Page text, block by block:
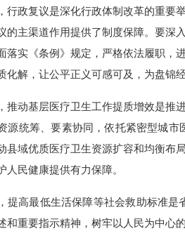
行政复议是深化行政体制改革的重要
的主渠道作用提供了制度保障。要深
落实《条例》规定，严格依法履职，
化解，让公平正义可感可及，为盘锦
推动基层医疗卫生工作提质增效是推
源统筹、要素协同，依托紧密型城
县域优质医疗卫生资源扩容和均衡布
人民健康提供有力保障。
提高最低生活保障等社会救助标准
和重要指示精神，树牢以人民为中心